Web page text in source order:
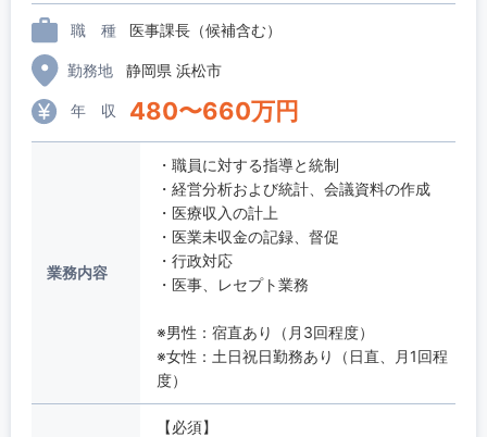
職 種 医事課長（候補含む）
勤務地 静岡県 浜松市
年 収 480〜660万円
業務内容
・職員に対する指導と統制
・経営分析および統計、会議資料の作成
・医療収入の計上
・医業未収金の記録、督促
・行政対応
・医事、レセプト業務
※男性：宿直あり（月3回程度）
※女性：土日祝日勤務あり（日直、月1回程
度）
【必須】